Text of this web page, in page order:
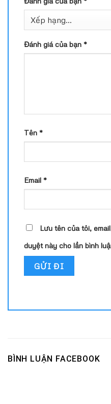
Đánh giá của bạn *
Tên *
Email *
Lưu tên của tôi,
duyệt này cho lần bình
BÌNH LUẬN FACEBOOK